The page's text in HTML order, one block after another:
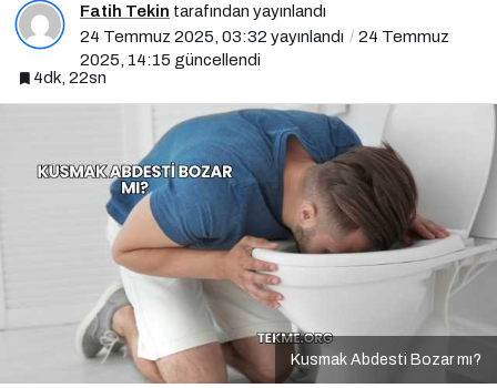
Fatih Tekin tarafından yayınlandı
24 Temmuz 2025, 03:32 yayınlandı
24 Temmuz
2025, 14:15 güncellendi
4dk, 22sn
Kusmak Abdesti Bozar mı?